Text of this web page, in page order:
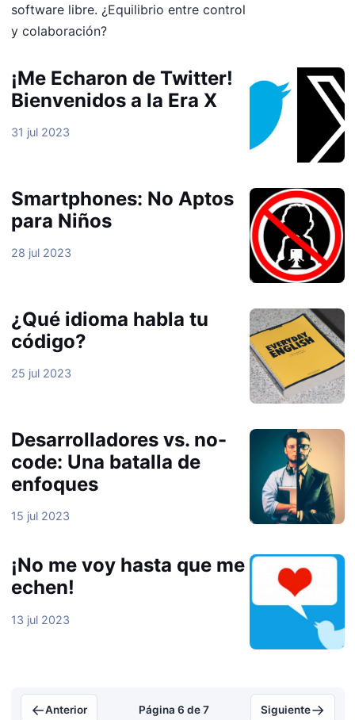
software libre. ¿Equilibrio entre control
y colaboración?
¡Me Echaron de Twitter!
Bienvenidos a la Era X
31 jul 2023
Smartphones: No Aptos
para Niños
28 jul 2023
¿Qué idioma habla tu
código?
25 jul 2023
Desarrolladores vs. no-
code: Una batalla de
enfoques
15 jul 2023
¡No me voy hasta que me
echen!
13 jul 2023
←Anterior Página 6 de 7 Siguiente→